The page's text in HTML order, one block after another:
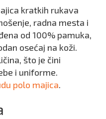
kratkih rukava
radna mesta i
od 100% pamuka,
osećaj na koži.
što je čini
i uniforme.
polo majica.